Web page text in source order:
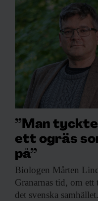
”Man
ett ogräs
på”
Biologen Mårten
Granarnas tid, om
det svenska samhället.